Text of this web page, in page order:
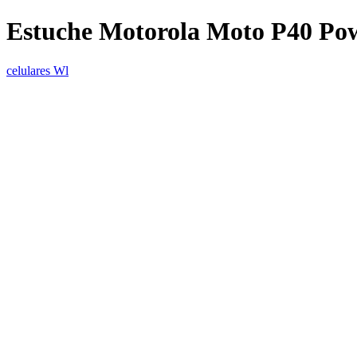
Estuche Motorola Moto P40
celulares Wl